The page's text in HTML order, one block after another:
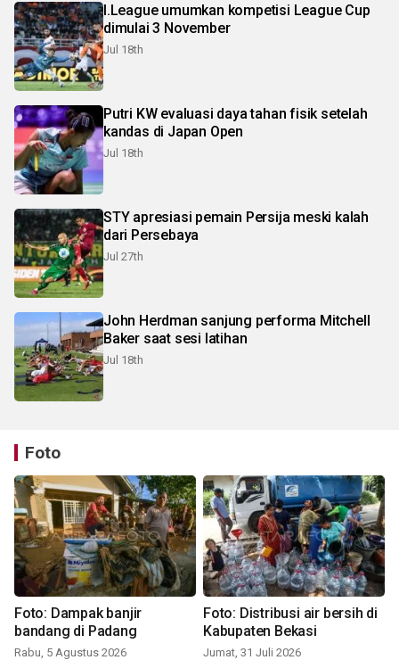
I.League umumkan kompetisi League Cup
dimulai 3 November
Jul 18th
Putri KW evaluasi daya tahan fisik setelah
kandas di Japan Open
Jul 18th
STY apresiasi pemain Persija meski kalah
dari Persebaya
Jul 27th
John Herdman sanjung performa Mitchell
Baker saat sesi latihan
Jul 18th
Foto
Foto: Dampak banjir
bandang di Padang
Rabu, 5 Agustus 2026
Foto: Distribusi air bersih di
Kabupaten Bekasi
Jumat, 31 Juli 2026